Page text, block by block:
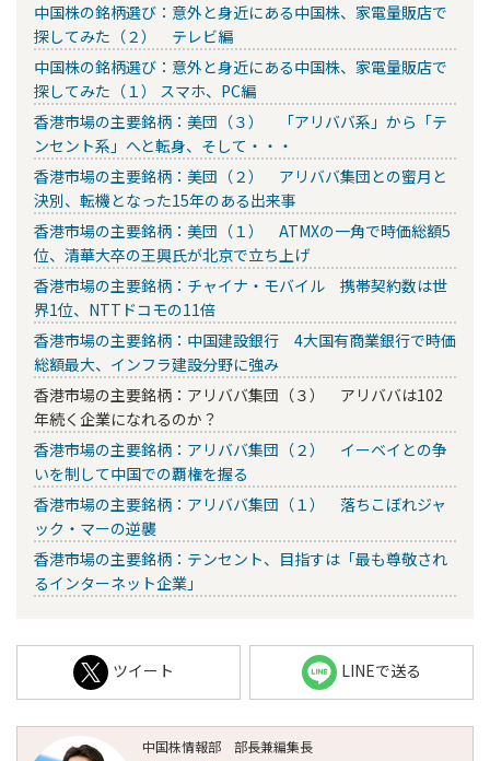
中国株の銘柄選び：意外と身近にある中国株、家電量販店で
探してみた（２） テレビ編
中国株の銘柄選び：意外と身近にある中国株、家電量販店で
探してみた（１） スマホ、PC編
香港市場の主要銘柄：美団（３） 「アリババ系」から「テ
ンセント系」へと転身、そして・・・
香港市場の主要銘柄：美団（２） アリババ集団との蜜月と
決別、転機となった15年のある出来事
香港市場の主要銘柄：美団（１） ATMXの一角で時価総額5
位、清華大卒の王興氏が北京で立ち上げ
香港市場の主要銘柄：チャイナ・モバイル 携帯契約数は世
界1位、NTTドコモの11倍
香港市場の主要銘柄：中国建設銀行 4大国有商業銀行で時価
総額最大、インフラ建設分野に強み
香港市場の主要銘柄：アリババ集団（３） アリババは102
年続く企業になれるのか？
香港市場の主要銘柄：アリババ集団（２） イーベイとの争
いを制して中国での覇権を握る
香港市場の主要銘柄：アリババ集団（１） 落ちこぼれジャ
ック・マーの逆襲
香港市場の主要銘柄：テンセント、目指すは「最も尊敬され
るインターネット企業」
ツイート LINEで送る
中国株情報部 部長兼編集長